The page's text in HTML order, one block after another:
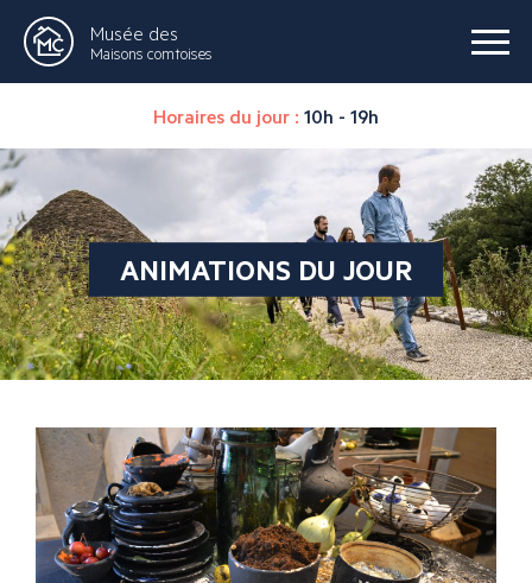
Musée des
Maisons comtoises
Horaires du jour : 10h - 19h
ANIMATIONS DU JOUR